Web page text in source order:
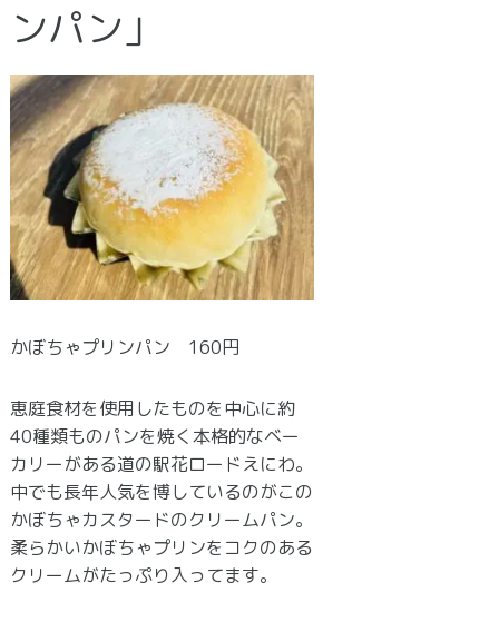
ンパン」
かぼちゃプリンパン 160円
恵庭食材を使用したものを中心に約
40種類ものパンを焼く本格的なベー
カリーがある道の駅花ロードえにわ。
中でも長年人気を博しているのがこの
かぼちゃカスタードのクリームパン。
柔らかいかぼちゃプリンをコクのある
クリームがたっぷり入ってます。